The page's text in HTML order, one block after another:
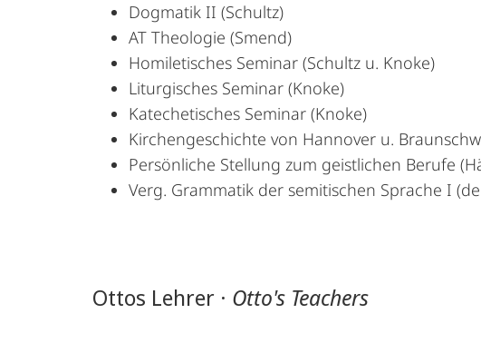
Dogmatik II (Schultz)
AT Theologie (Smend)
Homiletisches Seminar (Schultz u. Knoke)
Liturgisches Seminar (Knoke)
Katechetisches Seminar (Knoke)
Kirchengeschichte von Hannover u.
Persönliche Stellung zum geistlichen Berufe
Verg. Grammatik der semitischen Sprache I
Ottos Lehrer · Otto's Teachers